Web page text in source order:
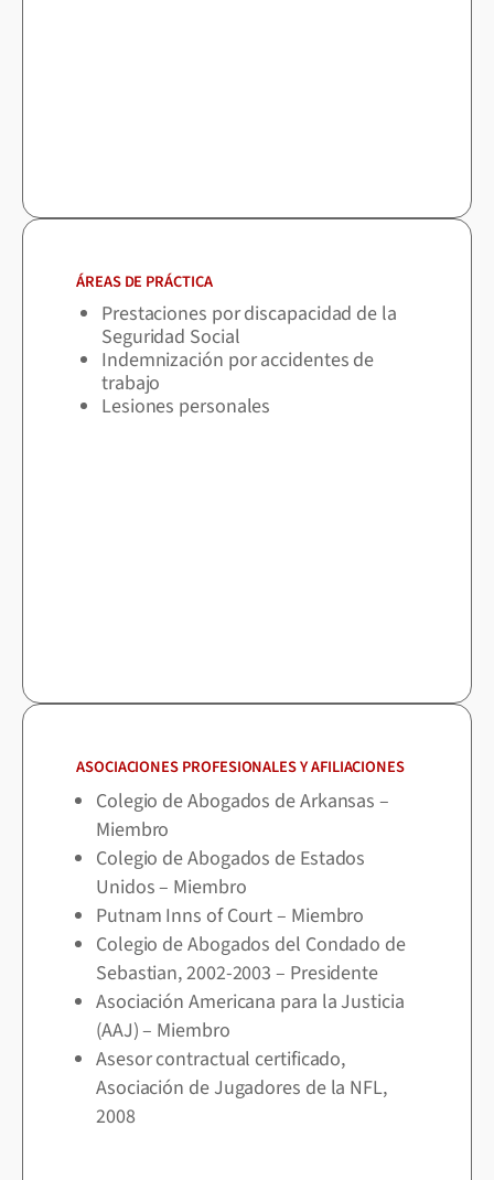
ÁREAS DE PRÁCTICA
Prestaciones por discapacidad de la
Seguridad Social
Indemnización por accidentes de
trabajo
Lesiones personales
ASOCIACIONES PROFESIONALES Y AFILIACIONES
Colegio de Abogados de Arkansas –
Miembro
Colegio de Abogados de Estados
Unidos – Miembro
Putnam Inns of Court – Miembro
Colegio de Abogados del Condado de
Sebastian, 2002-2003 – Presidente
Asociación Americana para la Justicia
(AAJ) – Miembro
Asesor contractual certificado,
Asociación de Jugadores de la NFL,
2008